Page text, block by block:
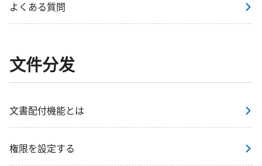
よくある質問
文件分发
文書配付機能とは
権限を設定する